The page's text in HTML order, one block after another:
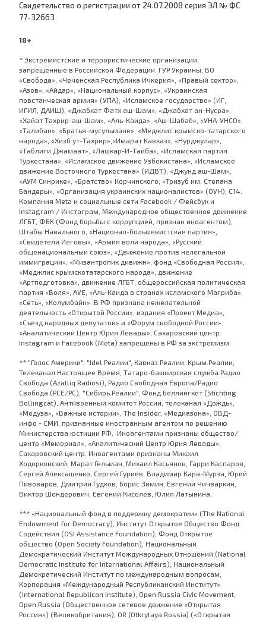
Cвидетельство о регистрации от 24.07.2008 серия ЭЛ № ФС
77-32663
18+
* Экстремистские и террористические организации,
запрещенные в Российской Федерации: ГУР Украины, ВО
«Свобода», «Чеченская Республика Ичкерия», «Правый сектор»,
«Азов», «Айдар», «Национальный корпус», «Украинская
повстанческая армия» (УПА), «Исламское государство» (ИГ,
ИГИЛ, ДАИШ), «Джабхат Фатх аш-Шам», «Джабхат ан-Нусра»,
«Хайат Тахрир-аш-Шам», «Аль-Каида», «Аш-Шабаб», «УНА-УНСО»,
«Талибан», «Братья-мусульмане», «Меджлис крымско-татарского
народа», «Хизб ут-Тахрир»,«Имарат Кавказ», «Нурджулар»,
«Таблиги Джамаат», «Лашкар-И-Тайба», «Исламская партия
Туркестана», «Исламское движение Узбекистана», «Исламское
движение Восточного Туркестана» (ИДВТ), «Джунд аш-Шам»,
«АУМ Синрике», «Братство» Корчинского, «Тризуб им. Степана
Бандеры», «Организация украинских националистов» (ОУН), С14.
Компания Meta и социальные сети Facebook / Фейсбук и
Instagram / Инстаграм, Международное общественное движение
ЛГБТ, ФБК (Фонд борьбы с коррупцией, признан иноагентом),
Штабы Навального, «Национал-большевистская партия»,
«Свидетели Иеговы», «Армия воли народа», «Русский
общенациональный союз», «Движение против нелегальной
иммиграции», «Мизантропик дивижн», фонд «Свободная Россия»,
«Меджлис крымскотатарского народа», движение
«Артподготовка», движение ЛГБТ, общероссийская политическая
партия «Воля», АУЕ, «Аль-Каида в странах исламского Магриба»,
«Сеть», «Колумбайн». В РФ признана нежелательной
деятельность «Открытой России», издания «Проект Медиа»,
«Съезд народных депутатов» и «Форум свободной России».
«Аналитический Центр Юрия Левады», Сахаровский центр.
Instagram и Facebook (Metа) запрещены в РФ за экстремизм.
** "Голос Америки", "Idel.Реалии", Кавказ.Реалии, Крым.Реалии,
Телеканал Настоящее Время, Татаро-башкирская служба Радио
Свобода (Azatliq Radiosi), Радио Свободная Европа/Радио
Свобода (PCE/PC), "Сибирь.Реалии", Фонд Беллингкет (Stichting
Bellingcat), Антивоенный комитет России, телеканал «Дождь»,
«Медуза», «Важные истории», The Insider, «Медиазона», ОВД-
инфо - СМИ, признанные иностранным агентом по решению
Министерства юстиции РФ. Иноагентами признаны общество/
центр «Мемориал», «Аналитический Центр Юрия Левады»,
Сахаровский центр. Иноагентами признаны Михаил
Ходорковский, Марат Гельман, Михаил Касьянов, Гарри Каспаров,
Сергей Алексашенко, Сергей Гуриев, Владимир Кара-Мурза, Юрий
Пивоваров, Дмитрий Гудков, Борис Зимин, Евгений Чичваркин,
Виктор Шендерович, Евгений Киселев, Юлия Латынина.
*** «Национальный фонд в поддержку демократии» (The National
Endowment for Democracy), Институт Открытое Общество Фонд
Содействия (OSI Assistance Foundation), Фонд Открытое
общество (Open Society Foundation), Национальный
Демократический Институт Международных Отношений (National
Democratic Institute for International Affairs), Национальный
Демократический Институт по международным вопросам,
Корпорация «Международный Республиканский Институт»
(International Republican Institute), Open Russia Civic Movement,
Open Russia (Общественное сетевое движение «Открытая
Россия») (Великобритания), OR (Otkrytaya Rossia) («Открытая